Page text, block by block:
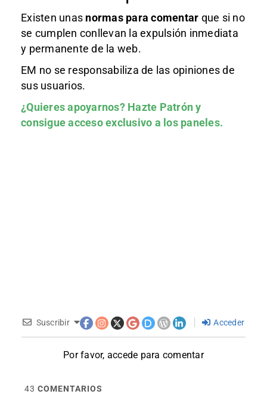
Existen unas normas para comentar que si no
se cumplen conllevan la expulsión inmediata
y permanente de la web.
EM no se responsabiliza de las opiniones de
sus usuarios.
¿Quieres apoyarnos? Hazte Patróny
consigue acceso exclusivo a los paneles.
Suscribir Acceder
Por favor, accede para comentar
43 COMENTARIOS